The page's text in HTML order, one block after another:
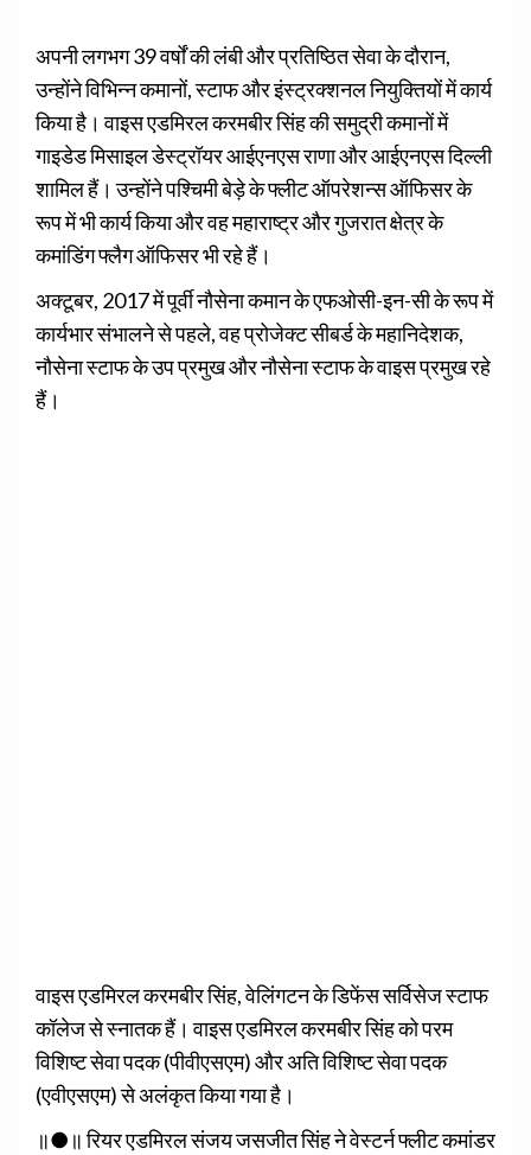
अपनी लगभग 39 वर्षों की लंबी और प्रतिष्ठित सेवा के दौरान,
उन्होंने विभिन्न कमानों, स्टाफ और इंस्ट्रक्शनल नियुक्तियों में कार्य
किया है। वाइस एडमिरल करमबीर सिंह की समुद्री कमानों में
गाइडेड मिसाइल डेस्ट्रॉयर आईएनएस राणा और आईएनएस दिल्ली
शामिल हैं। उन्होंने पश्चिमी बेड़े के फ्लीट ऑपरेशन्‍स ऑफिसर के
रूप में भी कार्य किया और वह महाराष्ट्र और गुजरात क्षेत्र के
कमांडिंग फ्लैग ऑफिसर भी रहे हैं।
अक्टूबर, 2017 में पूर्वी नौसेना कमान के एफओसी-इन-सी के रूप में
कार्यभार संभालने से पहले, वह प्रोजेक्ट सीबर्ड के महानिदेशक,
नौसेना स्टाफ के उप प्रमुख और नौसेना स्टाफ के वाइस प्रमुख रहे
हैं।
वाइस एडमिरल करमबीर सिंह, वेलिंगटन के डिफेंस सर्विसेज स्टाफ
कॉलेज से स्नातक हैं। वाइस एडमिरल करमबीर सिंह को परम
विशिष्ट सेवा पदक (पीवीएसएम) और अति विशिष्‍ट सेवा पदक
(एवीएसएम) से अलंकृत किया गया है।
॥●॥ रियर एडमिरल संजय जसजीत सिंह ने वेस्टर्न फ्लीट कमांडर